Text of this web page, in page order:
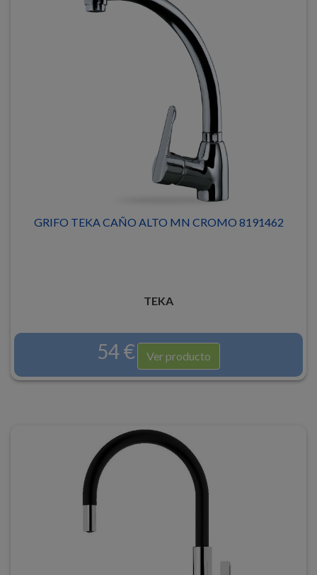
GRIFO TEKA CAÑO ALTO MN CROMO 8191462
TEKA
54 € Ver producto